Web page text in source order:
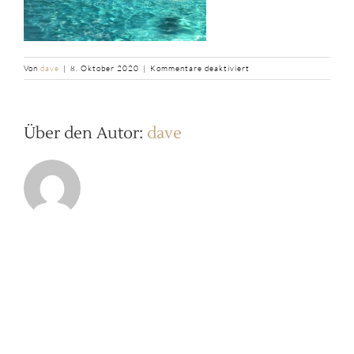
Von dave | 8. Oktober 2020 | Kommentare deaktiviert
Über den Autor: dave